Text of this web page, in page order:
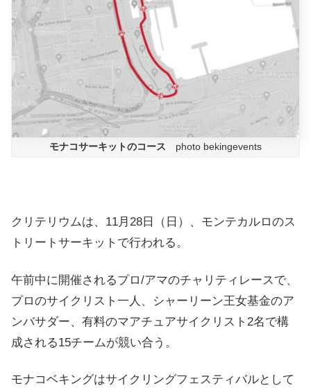
モナコサーキットのコース photo bekingevents
クリテリウムは、11月28日（日）、モンテカルロのス
トリートサーキットで行われる。
午前中に開催されるプロ/アマのチャリティレースで、
プロのサイクリスト一人、シャーリーン王女基金のア
ンバサダー、有料のマアチュアサイクリスト2名で構
成される15チームが競い合う。
モナコベキングはサイクリングフェスティバルとして